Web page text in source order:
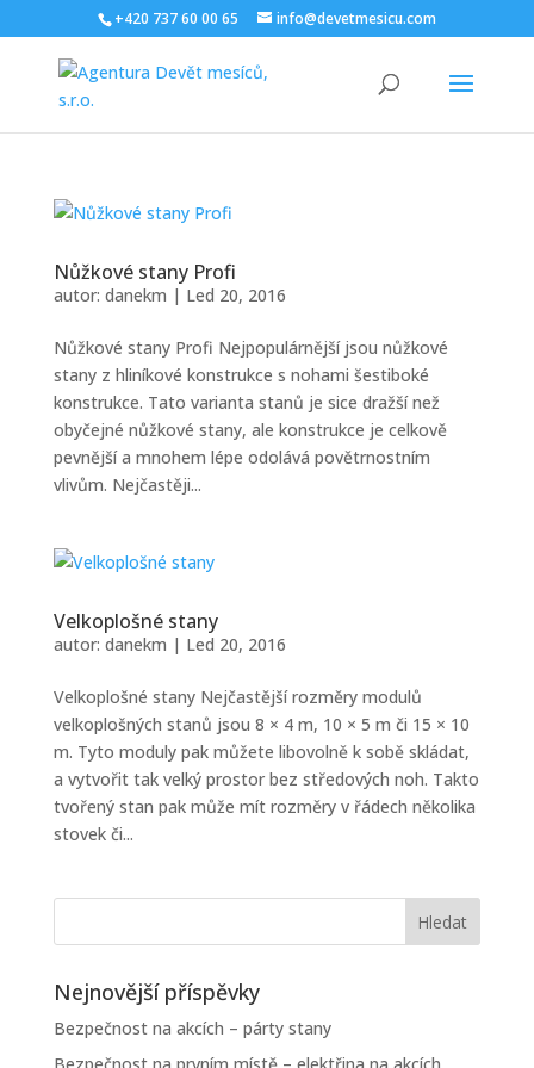
+420 737 60 00 65 info@devetmesicu.com
Nůžkové stany Profi
autor: danekm | Led 20, 2016
Nůžkové stany Profi Nejpopulárnější jsou nůžkové
stany z hliníkové konstrukce s nohami šestiboké
konstrukce. Tato varianta stanů je sice dražší než
obyčejné nůžkové stany, ale konstrukce je celkově
pevnější a mnohem lépe odolává povětrnostním
vlivům. Nejčastěji...
Velkoplošné stany
autor: danekm | Led 20, 2016
Velkoplošné stany Nejčastější rozměry modulů
velkoplošných stanů jsou 8 × 4 m, 10 × 5 m či 15 × 10
m. Tyto moduly pak můžete libovolně k sobě skládat,
a vytvořit tak velký prostor bez středových noh. Takto
tvořený stan pak může mít rozměry v řádech několika
stovek či...
Nejnovější příspěvky
Bezpečnost na akcích – párty stany